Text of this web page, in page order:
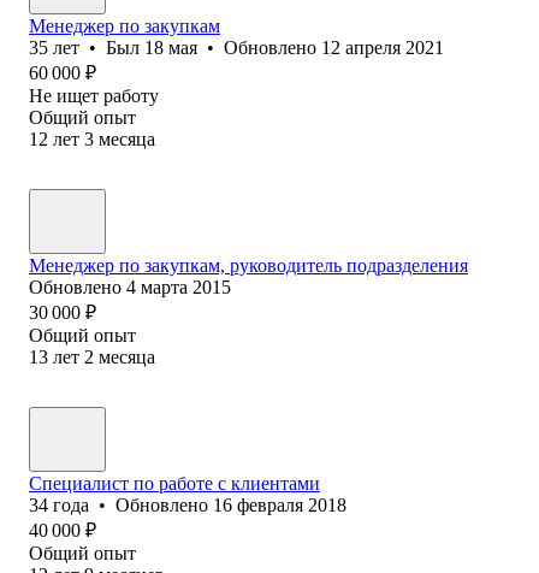
Менеджер по закупкам
35 лет • Был 18 мая • Обновлено 12 апреля 2021
60 000 ₽
Не ищет работу
Общий опыт
12 лет 3 месяца
Менеджер по закупкам, руководитель подразделения
Обновлено 4 марта 2015
30 000 ₽
Общий опыт
13 лет 2 месяца
Специалист по работе с клиентами
34 года • Обновлено 16 февраля 2018
40 000 ₽
Общий опыт